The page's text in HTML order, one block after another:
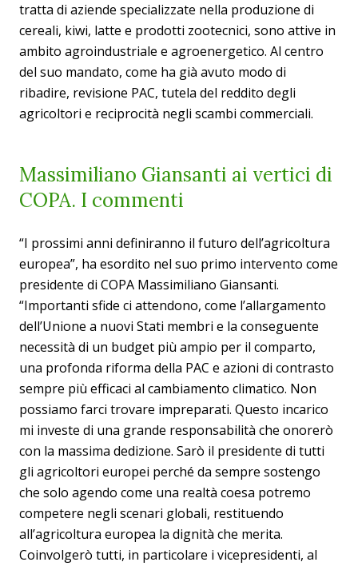
tratta di aziende specializzate nella produzione di
cereali, kiwi, latte e prodotti zootecnici, sono attive in
ambito agroindustriale e agroenergetico. Al centro
del suo mandato, come ha già avuto modo di
ribadire, revisione PAC, tutela del reddito degli
agricoltori e reciprocità negli scambi commerciali.
Massimiliano Giansanti ai vertici di
COPA. I commenti
“I prossimi anni definiranno il futuro dell’agricoltura
europea”, ha esordito nel suo primo intervento come
presidente di COPA Massimiliano Giansanti.
“Importanti sfide ci attendono, come l’allargamento
dell’Unione a nuovi Stati membri e la conseguente
necessità di un budget più ampio per il comparto,
una profonda riforma della PAC e azioni di contrasto
sempre più efficaci al cambiamento climatico. Non
possiamo farci trovare impreparati. Questo incarico
mi investe di una grande responsabilità che onorerò
con la massima dedizione. Sarò il presidente di tutti
gli agricoltori europei perché da sempre sostengo
che solo agendo come una realtà coesa potremo
competere negli scenari globali, restituendo
all’agricoltura europea la dignità che merita.
Coinvolgerò tutti, in particolare i vicepresidenti, al